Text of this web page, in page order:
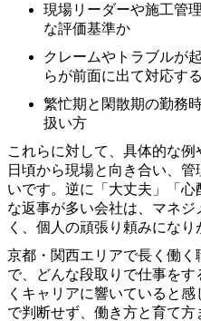
現場リーダーや施工管
な評価基準か
クレームやトラブルが
らが前面に出て対応す
繁忙期と閑散期の勤務
扱い方
これらに対して、具体的な例
日頃から現場と向き合い、
いです。逆に「大丈夫」「
な返事が多い会社は、マネ
く、個人の頑張り頼みになり
京都・関西エリアで長く働
で、どんな段取りで仕事を
くキャリアに響いていると
で判断せず、働き方と育て